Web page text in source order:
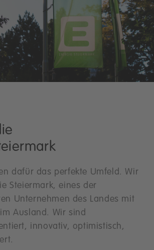
dafür das perfekte Umfeld. Wir
Steiermark, eines der
Unternehmen des Landes mit
Ausland. Wir sind
innovativ, optimistisch,